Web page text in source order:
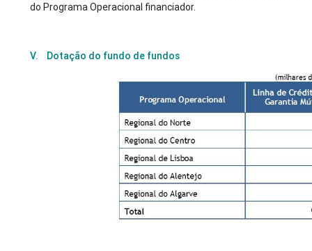
do Programa Operacional financiador.
V. Dotação do fundo de fundos